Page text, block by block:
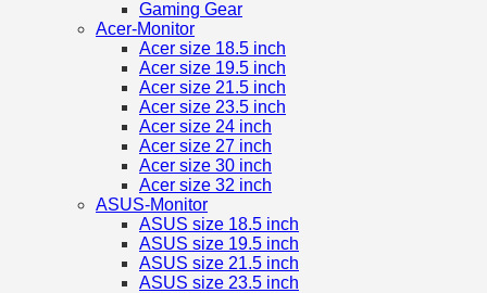
Gaming Gear
Acer-Monitor
Acer size 18.5 inch
Acer size 19.5 inch
Acer size 21.5 inch
Acer size 23.5 inch
Acer size 24 inch
Acer size 27 inch
Acer size 30 inch
Acer size 32 inch
ASUS-Monitor
ASUS size 18.5 inch
ASUS size 19.5 inch
ASUS size 21.5 inch
ASUS size 23.5 inch